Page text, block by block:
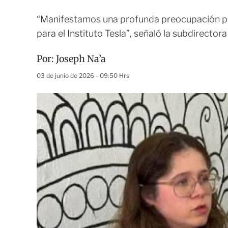
“Manifestamos una profunda preocupación
para el Instituto Tesla”, señaló la
Por: Joseph Na’a
03 de junio de 2026 - 09:50 Hrs